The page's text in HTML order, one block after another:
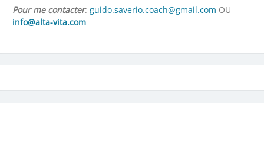
Pour me contacter: guido.saverio.coach@gmail.com OU
info@alta-vita.com